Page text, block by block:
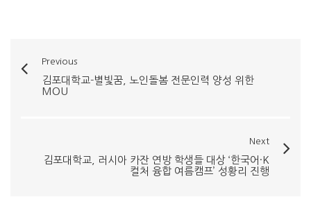
Previous
김포대학교-별빛꿈, 노인돌봄 전문인력 양성 위한
MOU
Next
김포대학교, 러시아 카잔 연방 학생들 대상 ‘한국어·K
컬처 융합 여름캠프’ 성황리 진행